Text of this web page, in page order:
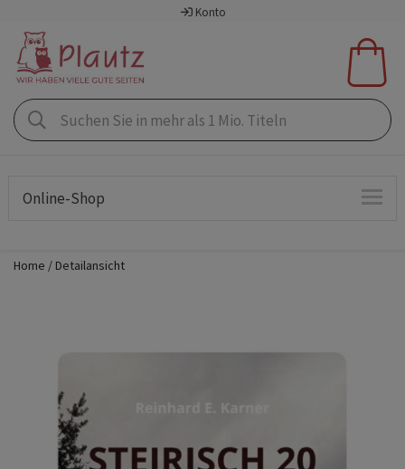
Konto
Online-Shop
Home Detailansicht